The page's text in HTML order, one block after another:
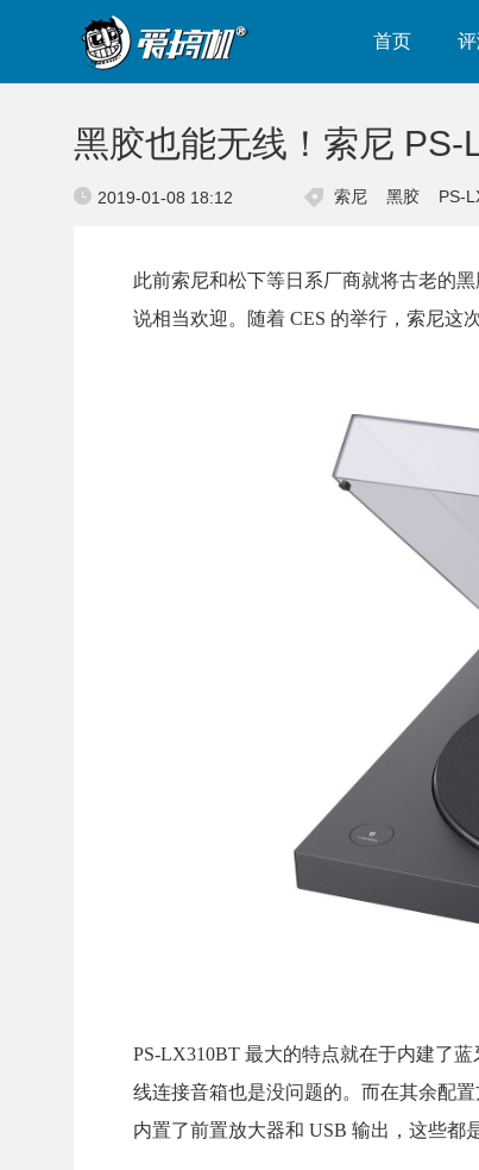
首页 评
黑胶也能无线！索尼 PS-
2019-01-08 18:12 索尼 黑胶 PS-
此前索尼和松下等日系厂商就将古老的
说相当欢迎。随着 CES 的举行，索尼这
PS-LX310BT 最大的特点就在于内建了
线连接音箱也是没问题的。而在其余配
内置了前置放大器和 USB 输出，这些都